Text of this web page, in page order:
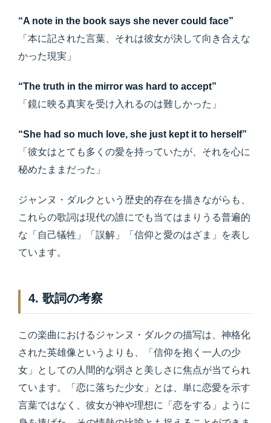
“A note in the book says she never could face”
「本に記された言葉、それは彼女が決して向き合えな
かった現実」
“The truth in the mirror was hard to accept”
「鏡に映る真実を受け入れるのは難しかった」
“She had so much love, she just kept it to herself”
「彼女はとても多くの愛を持っていたが、それを心に
秘めたままだった」
ジャンヌ・ダルクという歴史的存在を描きながらも、
これらの歌詞は現代の誰にでも当てはまりうる普遍的
な「自己犠牲」「誤解」「信仰と愛のはざま」を表し
ています。
4. 歌詞の考察
この楽曲におけるジャンヌ・ダルクの描写は、神格化
された英雄像というよりも、「信仰を抱く一人の少
女」としての人間的な弱さと美しさに焦点が当てられ
ています。「恋に落ちた少女」とは、単に恋愛を示す
言葉ではなく、彼女が神や理想に「恋をする」ように